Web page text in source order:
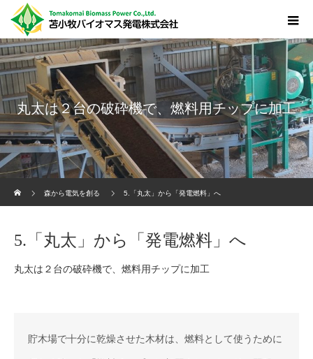
丸太は２台の破砕機で、燃料用チップに加工
森から電気を創る
5.「丸太」から「発電燃料」へ
5.「丸太」から「発電燃料」へ
丸太は２台の破砕機で、燃料用チップに加工
貯木場で十分に乾燥させた木材は、燃料として使うために